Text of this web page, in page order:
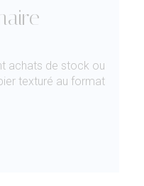
achats de stock ou
texturé au format